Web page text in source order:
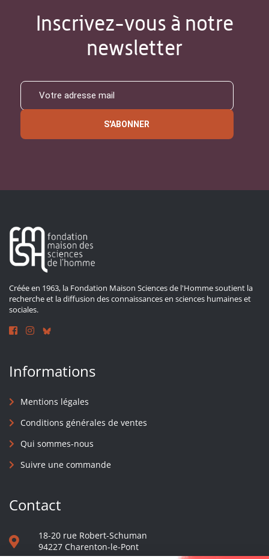
Inscrivez-vous à notre
newsletter
S'ABONNER
Créée en 1963, la Fondation Maison Sciences de l'Homme soutient la
recherche et la diffusion des connaissances en sciences humaines et
sociales.
Informations
Mentions légales
Conditions générales de ventes
Qui sommes-nous
Suivre une commande
Contact
18-20 rue Robert-Schuman
94227 Charenton-le-Pont